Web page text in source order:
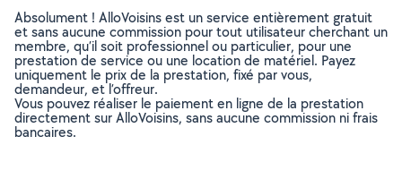
Absolument ! AlloVoisins est un service entièrement gratuit
et sans aucune commission pour tout utilisateur cherchant un
membre, qu’il soit professionnel ou particulier, pour une
prestation de service ou une location de matériel. Payez
uniquement le prix de la prestation, fixé par vous,
demandeur, et l’offreur.
Vous pouvez réaliser le paiement en ligne de la prestation
directement sur AlloVoisins, sans aucune commission ni frais
bancaires.